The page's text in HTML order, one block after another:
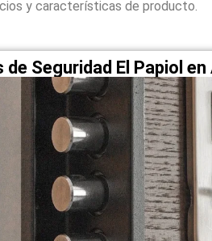
y características de producto.
Seguridad El Papiol